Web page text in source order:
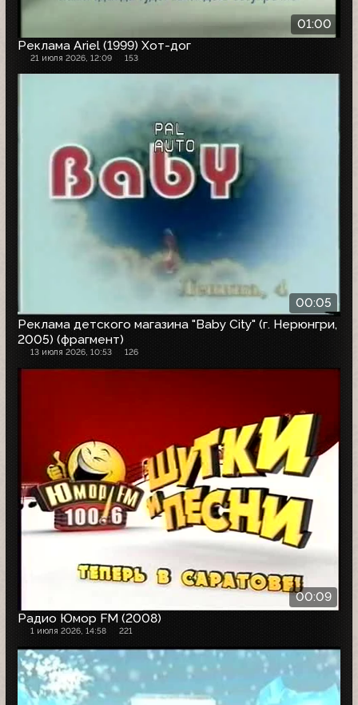
01:00
Реклама Ariel (1999) Хот-дог
21 июля 2026, 12:09 153
00:05
Реклама детского магазина "Baby City" (г. Нерюнгри,
2005) (фрагмент)
13 июля 2026, 10:53 126
00:09
Радио Юмор FM (2008)
1 июля 2026, 14:58 221